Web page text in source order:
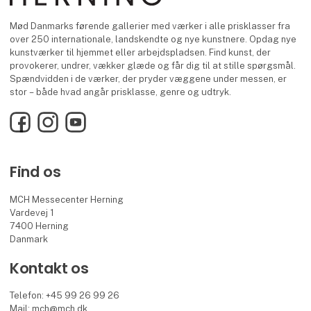
Mød Danmarks førende gallerier med værker i alle prisklasser fra
over 250 internationale, landskendte og nye kunstnere. Opdag nye
kunstværker til hjemmet eller arbejdspladsen. Find kunst, der
provokerer, undrer, vækker glæde og får dig til at stille spørgsmål.
Spændvidden i de værker, der pryder væggene under messen, er
stor – både hvad angår prisklasse, genre og udtryk.
FacebookInstagramYouTube
Find os
MCH Messecenter Herning
Vardevej 1
7400 Herning
Danmark
Kontakt os
Telefon: +45 99 26 99 26
Mail: mch@mch.dk